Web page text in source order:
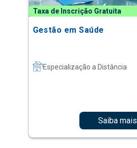
Taxa de Inscrição Gratuita
Gestão em Saúde
Especialização a Distância
Saiba mais